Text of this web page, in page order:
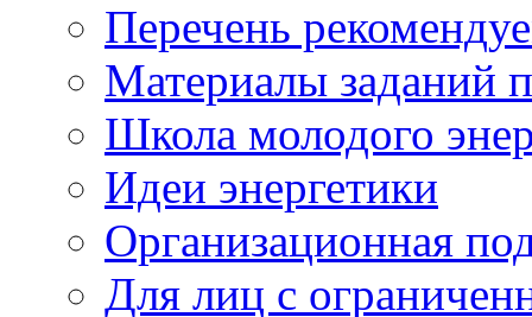
Перечень
Материалы заданий
Школа молодого
Идеи энергетики
Организационная
Для лиц с